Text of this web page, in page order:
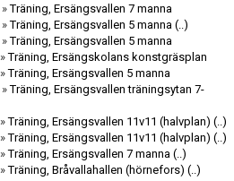
»Träning, Ersängsvallen 7 manna
»Träning, Ersängsvallen 5 manna (..)
»Träning, Ersängsvallen 5 manna
»Träning, Ersängskolans konstgräsplan
»Träning, Ersängsvallen 5 manna
»Träning, Ersängsvallen träningsytan 7-
»Träning, Ersängsvallen 11v11 (halvplan) (..)
»Träning, Ersängsvallen 11v11 (halvplan) (..)
»Träning, Ersängsvallen 7 manna (..)
»Träning, Bråvallahallen (hörnefors) (..)